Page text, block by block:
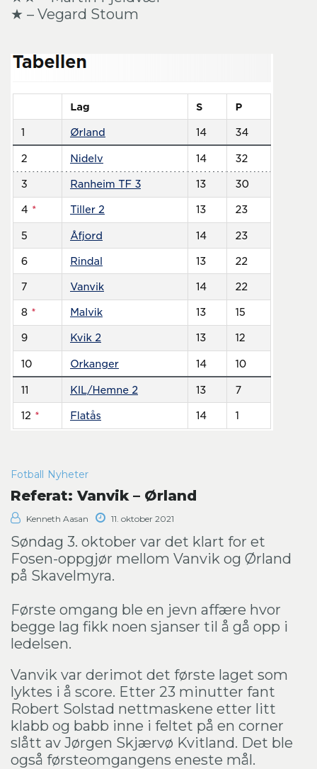
★ – Vegard Stoum
Fotball Nyheter
Referat: Vanvik – Ørland
Kenneth Aasan 11. oktober 2021
Søndag 3. oktober var det klart for et
Fosen-oppgjør mellom Vanvik og Ørland
på Skavelmyra.
Første omgang ble en jevn affære hvor
begge lag fikk noen sjanser til å gå opp i
ledelsen.
Vanvik var derimot det første laget som
lyktes i å score. Etter 23 minutter fant
Robert Solstad nettmaskene etter litt
klabb og babb inne i feltet på en corner
slått av Jørgen Skjærvø Kvitland. Det ble
også førsteomgangens eneste mål.